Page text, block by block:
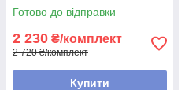
Готово до відправки
2 230 ₴/комплект
2 720 ₴/комплект
Купити